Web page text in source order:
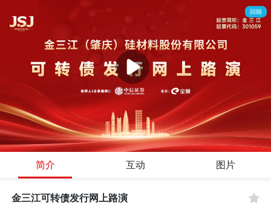
00:00 / 26:33
回顾
简介 互动 图片
金三江可转债发行网上路演